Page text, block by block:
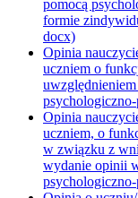
pomocą
formie
docx)
Opinia
uczniem o
Opinia
uczniem, o
w związku z
wydanie opinii